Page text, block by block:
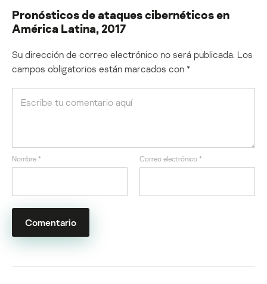
Pronósticos de ataques cibernéticos en
América Latina, 2017
Su dirección de correo electrónico no será publicada. Los
campos obligatorios están marcados con *
Nombre * Correo electrónico *